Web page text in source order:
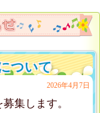
ついて
2026年4月7日
集します。